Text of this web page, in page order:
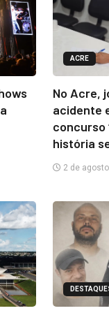
ACRE
No Acre,
acidente
concurso
história
2 de